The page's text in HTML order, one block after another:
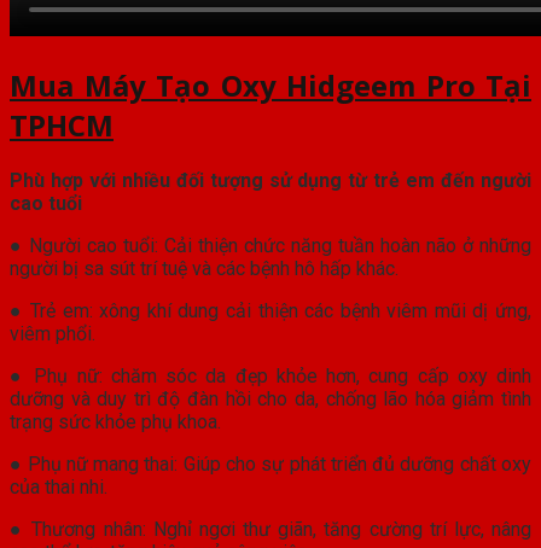
Mua Máy Tạo Oxy Hidgeem Pro Tại
TPHCM
Phù hợp với nhiều đối tượng sử dụng từ trẻ em đến người
cao tuổi
● Người cao tuổi: Cải thiện chức năng tuần hoàn não ở những
người bị sa sút trí tuệ và các bệnh hô hấp khác.
● Trẻ em: xông khí dung cải thiện các bệnh viêm mũi dị ứng,
viêm phổi.
● Phụ nữ: chăm sóc da đẹp khỏe hơn, cung cấp oxy dinh
dưỡng và duy trì độ đàn hồi cho da, chống lão hóa giảm tình
trạng sức khỏe phụ khoa.
● Phụ nữ mang thai: Giúp cho sự phát triển đủ dưỡng chất oxy
của thai nhi.
● Thương nhân: Nghỉ ngơi thư giãn, tăng cường trí lực, nâng